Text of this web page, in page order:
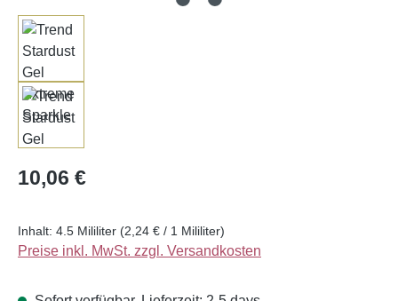
Regulärer Preis:
10,06 €
Inhalt: 4.5 Mililiter (2,24 € / 1 Mililiter)
Preise inkl. MwSt. zzgl. Versandkosten